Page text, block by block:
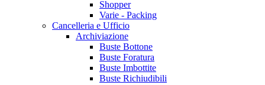
Shopper
Varie - Packing
Cancelleria e Ufficio
Archiviazione
Buste Bottone
Buste Foratura
Buste Imbottite
Buste Richiudibili